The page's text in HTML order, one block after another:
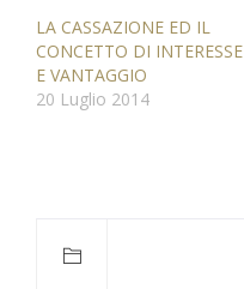
LA CASSAZIONE ED IL
CONCETTO DI INTERESSE
E VANTAGGIO
20 Luglio 2014